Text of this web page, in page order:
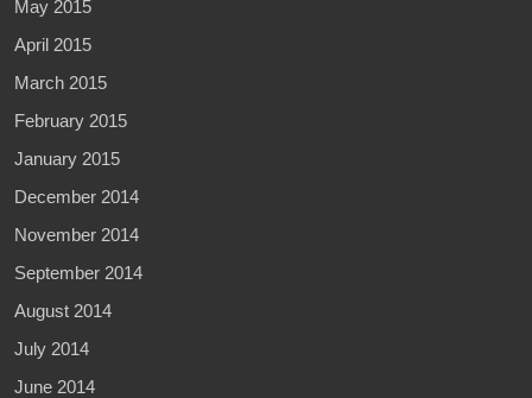
May 2015
April 2015
March 2015
February 2015
January 2015
December 2014
November 2014
September 2014
August 2014
July 2014
June 2014